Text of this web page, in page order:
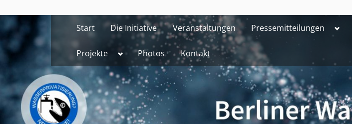
to
content
Start Die Initiative Veranstaltungen Pressemitteilungen
Projekte Toggle
menu
Photos Kontakt